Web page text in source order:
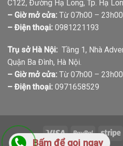
C122, Đường Hạ Long, Tp. Hạ
– Giờ mở cửa: Từ 07h00 –
– Điện thoại: 0981221193
Trụ sở Hà Nội: Tầng 1, Nhà
Quận Ba Đình, Hà Nội.
– Giờ mở cửa: Từ 07h00 –
– Điện thoại: 0971658529
Bấm để gọi ngay